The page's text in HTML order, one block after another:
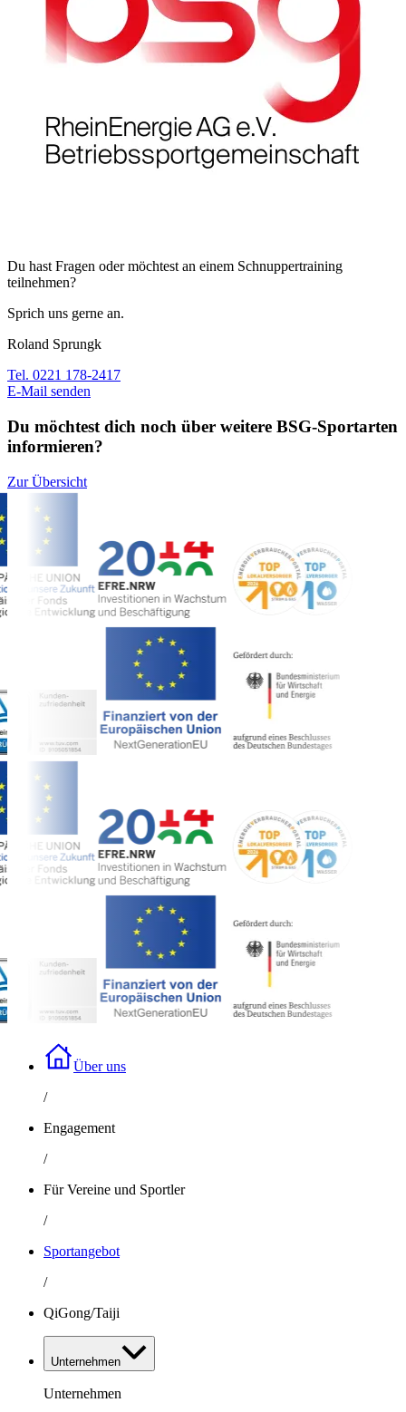
Du hast Fragen oder möchtest an einem Schnuppertraining
teilnehmen?
Sprich uns gerne an.
Roland Sprungk
Tel. 0221 178-2417
E-Mail senden
Du möchtest dich noch über weitere BSG-Sportarten
informieren?
Zur Übersicht
Über uns
/
Engagement
/
Für Vereine und Sportler
/
Sportangebot
/
QiGong/Taiji
Unternehmen
Unternehmen